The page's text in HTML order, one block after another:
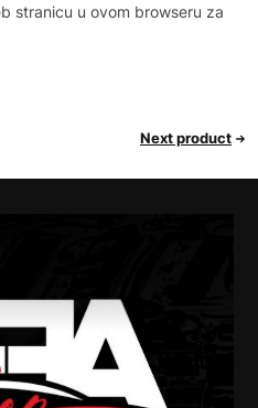
stranicu u ovom browseru za
Next product